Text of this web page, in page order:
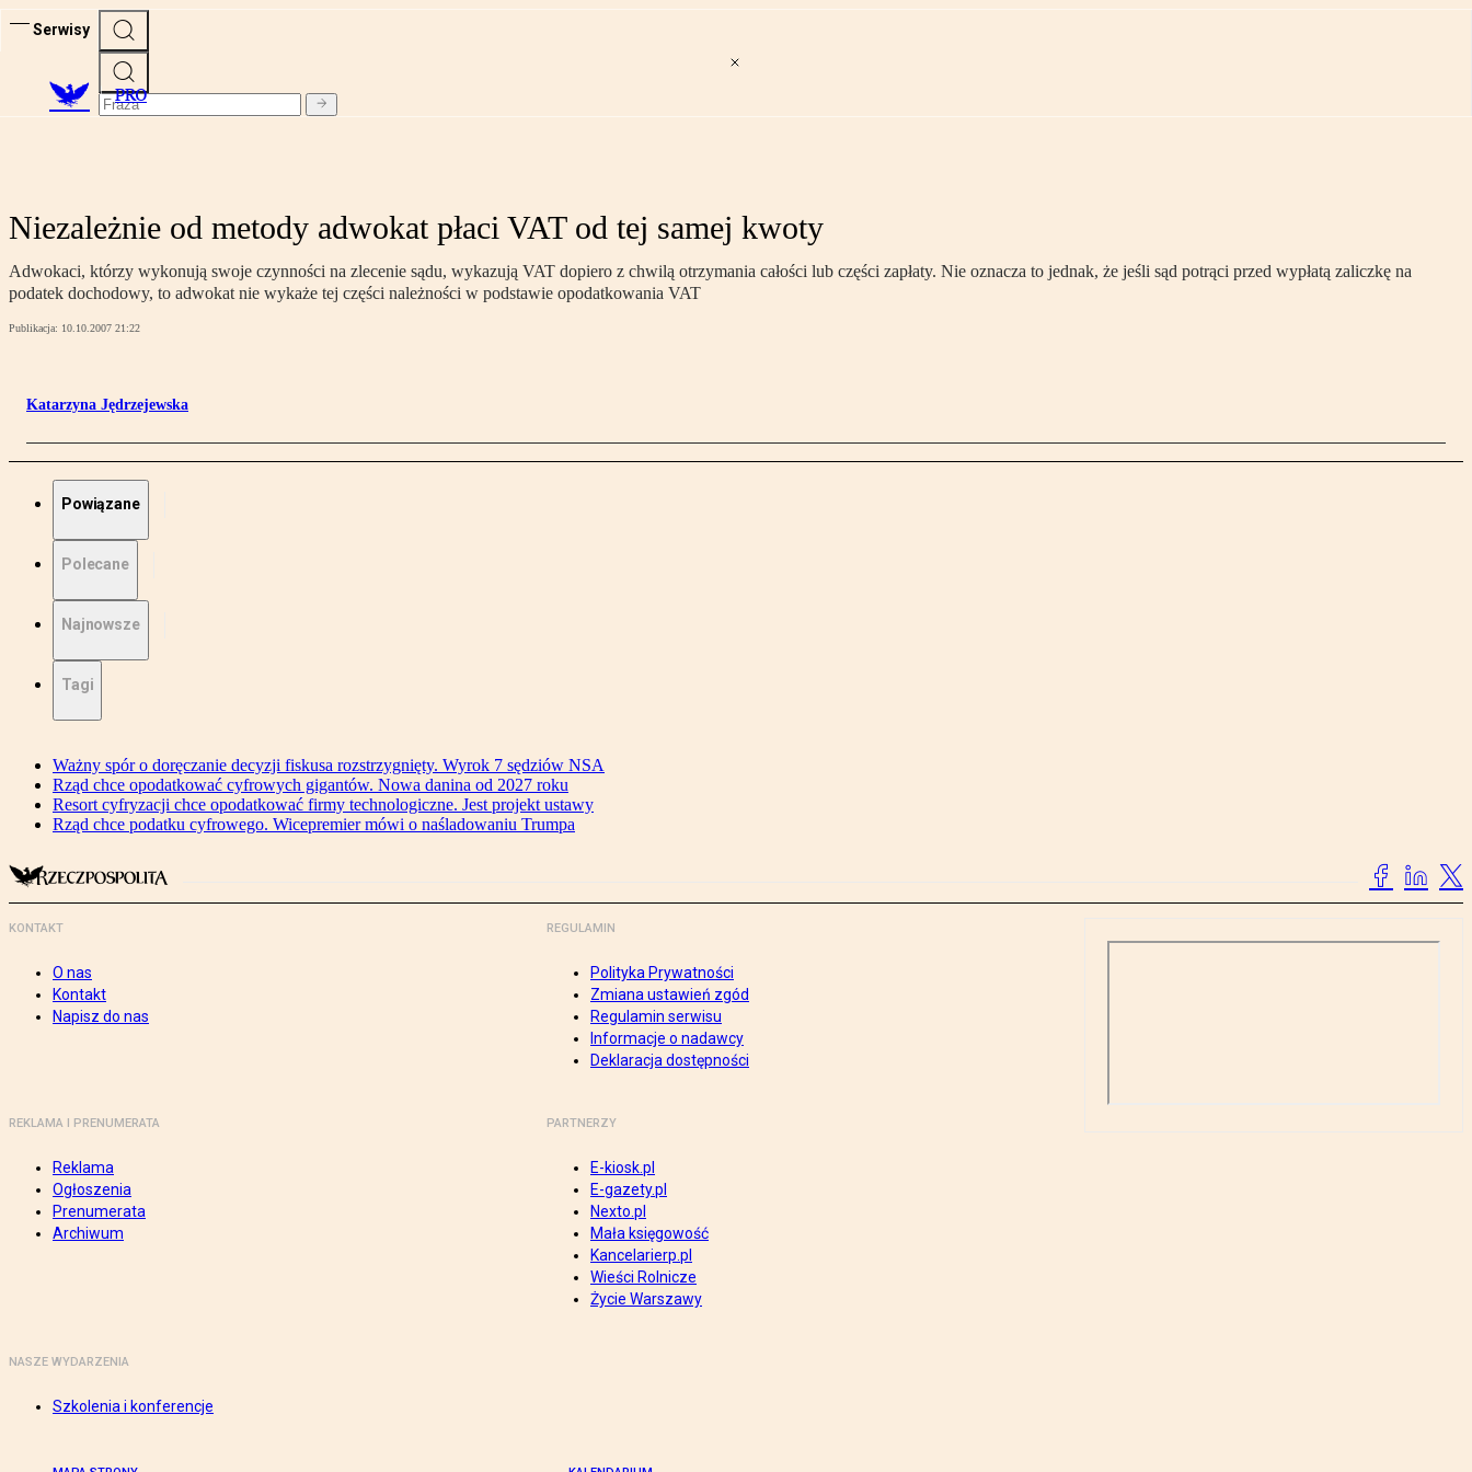
Serwisy
PRO
Niezależnie od metody adwokat płaci VAT od tej samej kwoty
Adwokaci, którzy wykonują swoje czynności na zlecenie sądu, wykazują VAT dopiero z chwilą otrzymania całości lub części zapłaty. Nie oznacza to jednak, że jeśli sąd potrąci przed wypłatą zaliczkę na
podatek dochodowy, to adwokat nie wykaże tej części należności w podstawie opodatkowania VAT
Publikacja: 10.10.2007 21:22
Katarzyna Jędrzejewska
Powiązane
Polecane
Najnowsze
Tagi
Ważny spór o doręczanie decyzji fiskusa rozstrzygnięty. Wyrok 7 sędziów NSA
Rząd chce opodatkować cyfrowych gigantów. Nowa danina od 2027 roku
Resort cyfryzacji chce opodatkować firmy technologiczne. Jest projekt ustawy
Rząd chce podatku cyfrowego. Wicepremier mówi o naśladowaniu Trumpa
KONTAKT
O nas
Kontakt
Napisz do nas
REGULAMIN
Polityka Prywatności
Zmiana ustawień zgód
Regulamin serwisu
Informacje o nadawcy
Deklaracja dostępności
REKLAMA I PRENUMERATA
Reklama
Ogłoszenia
Prenumerata
Archiwum
PARTNERZY
E-kiosk.pl
E-gazety.pl
Nexto.pl
Mała księgowość
Kancelarierp.pl
Wieści Rolnicze
Życie Warszawy
NASZE WYDARZENIA
Szkolenia i konferencje